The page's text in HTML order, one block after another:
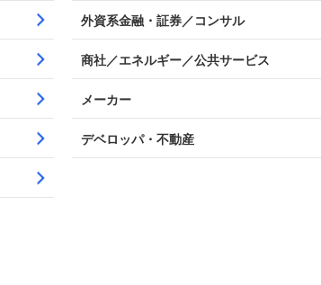
外資系金融・証券／コンサル
商社／エネルギー／公共サービス
メーカー
デベロッパ・不動産